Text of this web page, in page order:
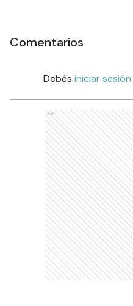
Comentarios
Debés iniciar sesión
Ads